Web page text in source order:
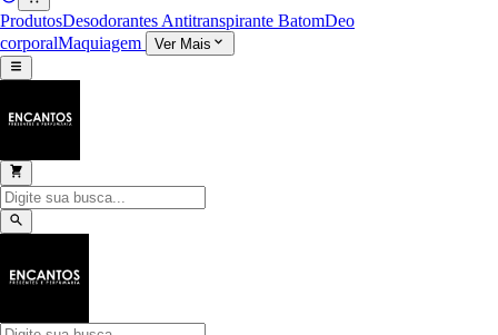
ProdutosDesodorantes Antitranspirante BatomDeo
corporalMaquiagem Ver Mais